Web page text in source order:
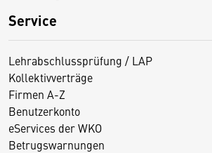
Service
Lehrabschlussprüfung / LAP
Kollektivverträge
Firmen A-Z
Benutzerkonto
eServices der WKO
Betrugswarnungen